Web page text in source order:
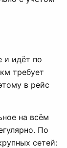
и идёт по
требует
в рейс
на всём
По
сетей: